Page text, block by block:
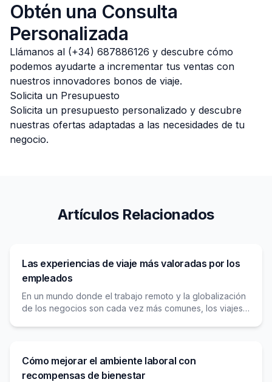
Obtén una Consulta
Personalizada
Llámanos al (+34) 687886126 y descubre cómo
podemos ayudarte a incrementar tus ventas con
nuestros innovadores bonos de viaje.
Solicita un Presupuesto
Solicita un presupuesto personalizado y descubre
nuestras ofertas adaptadas a las necesidades de tu
negocio.
Artículos Relacionados
Las experiencias de viaje más valoradas por los
empleados
En un mundo donde el trabajo remoto y la globalización
de los negocios son cada vez más comunes, los viajes
Cómo mejorar el ambiente laboral con
recompensas de bienestar